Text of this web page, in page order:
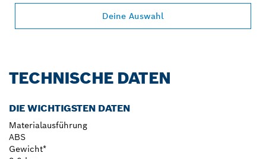
Deine Auswahl
TECHNISCHE DATEN
DIE WICHTIGSTEN DATEN
Materialausführung
ABS
Gewicht*